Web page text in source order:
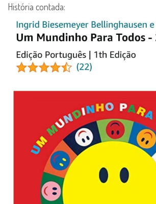
História contada: